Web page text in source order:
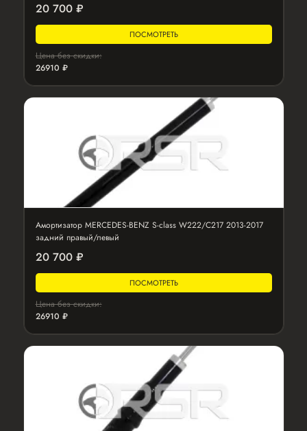
20 700 ₽
ПОСМОТРЕТЬ
Цена без скидки:
26910 ₽
Амортизатор MERCEDES-BENZ S-class W222/C217 2013-2017
задний правый/левый
20 700 ₽
ПОСМОТРЕТЬ
Цена без скидки:
26910 ₽